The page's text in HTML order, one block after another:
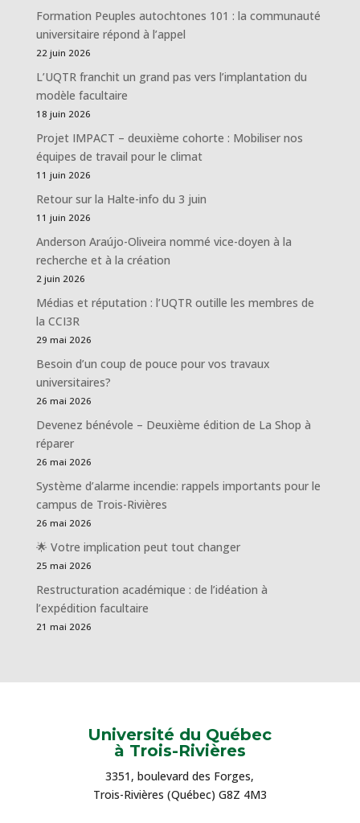
Formation Peuples autochtones 101 : la communauté
universitaire répond à l’appel
22 juin 2026
L’UQTR franchit un grand pas vers l’implantation du
modèle facultaire
18 juin 2026
Projet IMPACT – deuxième cohorte : Mobiliser nos
équipes de travail pour le climat
11 juin 2026
Retour sur la Halte-info du 3 juin
11 juin 2026
Anderson Araújo-Oliveira nommé vice-doyen à la
recherche et à la création
2 juin 2026
Médias et réputation : l’UQTR outille les membres de
la CCI3R
29 mai 2026
Besoin d’un coup de pouce pour vos travaux
universitaires?
26 mai 2026
Devenez bénévole – Deuxième édition de La Shop à
réparer
26 mai 2026
Système d’alarme incendie: rappels importants pour le
campus de Trois-Rivières
26 mai 2026
🌟 Votre implication peut tout changer
25 mai 2026
Restructuration académique : de l’idéation à
l’expédition facultaire
21 mai 2026
Université du Québec
à Trois-Rivières
3351, boulevard des Forges,
Trois-Rivières (Québec) G8Z 4M3